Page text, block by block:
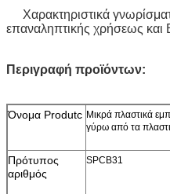
Χαρακτηριστικά
επαναληπτικής χρήσεως και
Περιγραφή προϊόντων:
Όνομα Produtc Μικρά πλαστικά
γύρω από τα
Πρότυπος
αριθμός
SPCB31